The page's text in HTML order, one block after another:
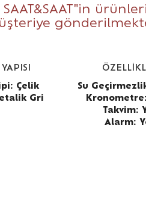
SAAT&SAAT "in
Çelik
Gri
Su
Takvim:
Alarm: